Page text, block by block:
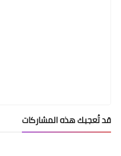
قد تُعجبك هذه المشاركات